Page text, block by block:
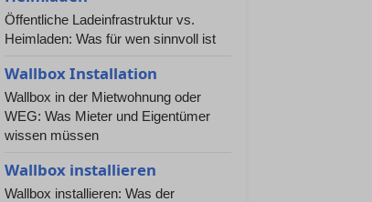
Öffentliche Ladeinfrastruktur vs.
Heimladen: Was für wen sinnvoll ist
Wallbox Installation
Wallbox in der Mietwohnung oder
WEG: Was Mieter und Eigentümer
wissen müssen
Wallbox installieren
Wallbox installieren: Was der